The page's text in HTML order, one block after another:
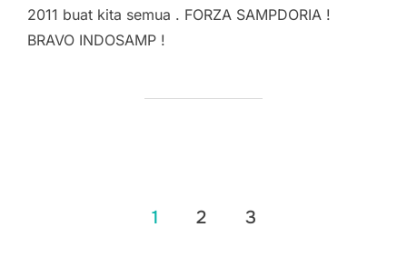
2011 buat kita semua . FORZA SAMPDORIA !
BRAVO INDOSAMP !
1 2 3